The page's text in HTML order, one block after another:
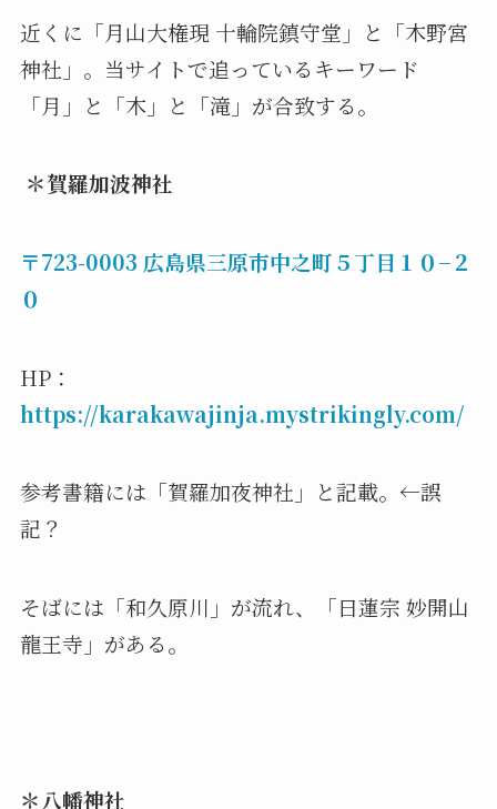
近くに「月山大権現 十輪院鎮守堂」と「木野宮
神社」。当サイトで追っているキーワード
「月」と「木」と「滝」が合致する。
＊賀羅加波神社
〒723-0003 広島県三原市中之町５丁目１０−２
０
HP：
https://karakawajinja.mystrikingly.com/
参考書籍には「賀羅加夜神社」と記載。←誤
記？
そばには「和久原川」が流れ、「日蓮宗 妙開山
龍王寺」がある。
＊八幡神社